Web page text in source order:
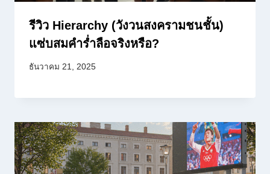
รีวิว Hierarchy (วังวนสงครามชนชั้น)
แซ่บสมคำร่ำลือจริงหรือ?
ธันวาคม 21, 2025